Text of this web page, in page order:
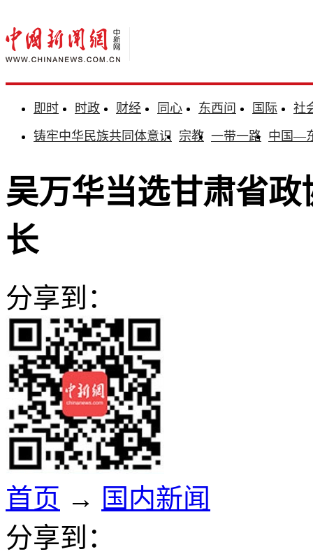
即时 时政 财经 同心 东西问 国际
社
铸牢中华民族共同体意识 宗教 一带一路 中国—
吴万华当选甘肃省
长
分享到：
首页 → 国内新闻
分享到：